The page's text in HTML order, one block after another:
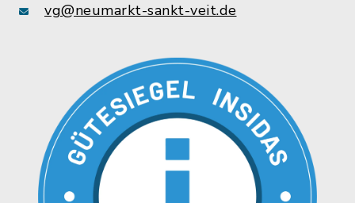
vg@neumarkt-sankt-veit.de